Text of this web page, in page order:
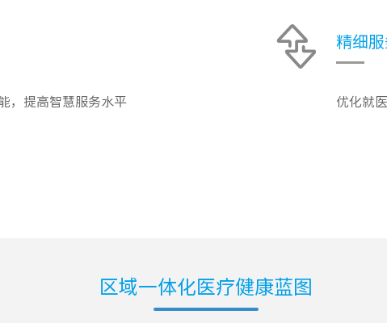
，提高智慧服务水平
精细
优化就
区域一体化医疗健康蓝图